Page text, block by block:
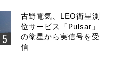
古野電気、LEO衛星測
位サービス「Pulsar」
の衛星から実信号を受
信